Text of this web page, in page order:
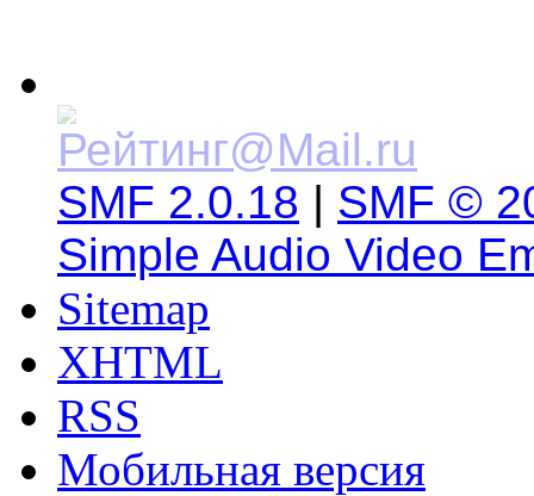
SMF 2.0.18 | SMF ©
Simple Audio Video
Sitemap
XHTML
RSS
Мобильная версия